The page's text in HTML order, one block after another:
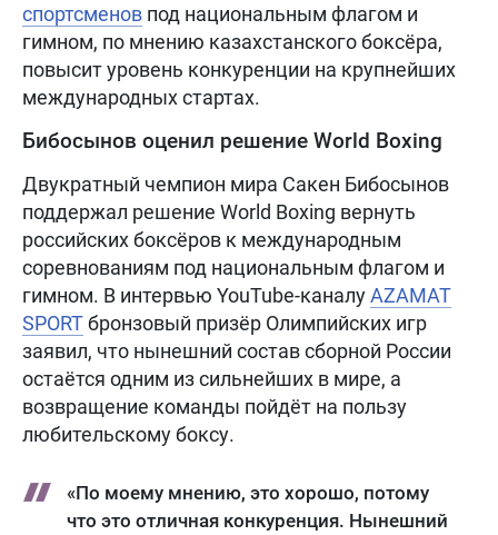
спортсменов под национальным флагом и
гимном, по мнению казахстанского боксёра,
повысит уровень конкуренции на крупнейших
международных стартах.
Бибосынов оценил решение World Boxing
Двукратный чемпион мира Сакен Бибосынов
поддержал решение World Boxing вернуть
российских боксёров к международным
соревнованиям под национальным флагом и
гимном. В интервью YouTube-каналуAZAMAT
SPORTбронзовый призёр Олимпийских игр
заявил, что нынешний состав сборной России
остаётся одним из сильнейших в мире, а
возвращение команды пойдёт на пользу
любительскому боксу.
«По моему мнению, это хорошо, потому
что это отличная конкуренция. Нынешний